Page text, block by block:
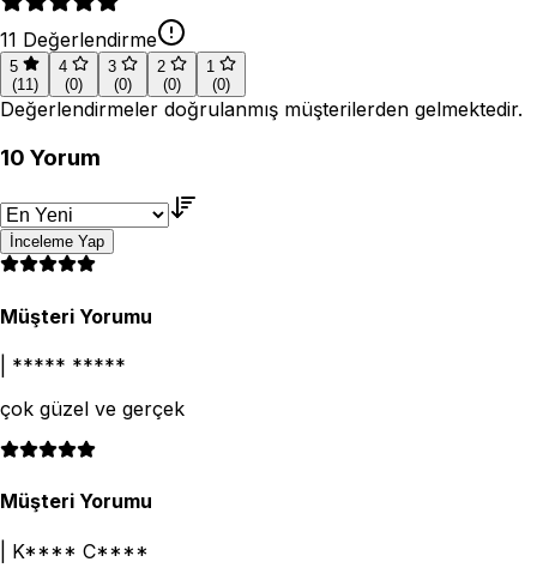
11 Değerlendirme
5
(11)
4
(0)
3
(0)
2
(0)
1
(0)
Değerlendirmeler doğrulanmış müşterilerden gelmektedir.
10 Yorum
İnceleme Yap
Müşteri Yorumu
***** *****
çok güzel ve gerçek
Müşteri Yorumu
K**** C****